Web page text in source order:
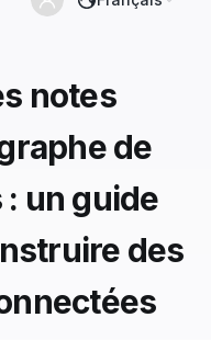
notes
de
un guide
des